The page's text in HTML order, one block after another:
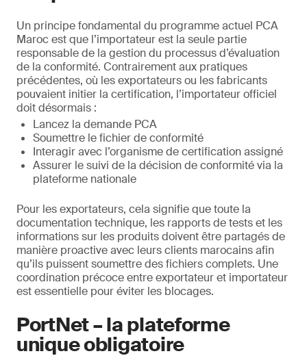
Un principe fondamental du programme actuel PCA
Maroc est que l’importateur est la seule partie
responsable de la gestion du processus d’évaluation
de la conformité. Contrairement aux pratiques
précédentes, où les exportateurs ou les fabricants
pouvaient initier la certification, l’importateur officiel
doit désormais :
Lancez la demande PCA
Soumettre le fichier de conformité
Interagir avec l’organisme de certification assigné
Assurer le suivi de la décision de conformité via la
plateforme nationale
Pour les exportateurs, cela signifie que toute la
documentation technique, les rapports de tests et les
informations sur les produits doivent être partagés de
manière proactive avec leurs clients marocains afin
qu’ils puissent soumettre des fichiers complets. Une
coordination précoce entre exportateur et importateur
est essentielle pour éviter les blocages.
PortNet – la plateforme
unique obligatoire